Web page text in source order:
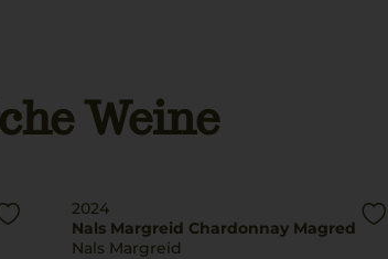
Weine
2024
Nals Margreid Chardonnay Magred
Nals Margreid